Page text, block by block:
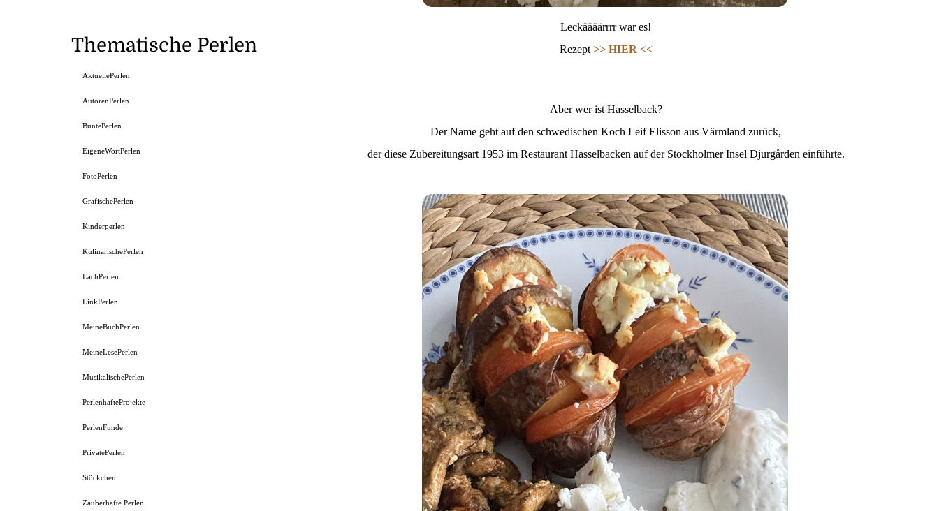
Leckäääärrrr war es!
Rezept >> HIER <<
Aber wer ist Hasselback?
Der Name geht auf den schwedischen Koch Leif Elisson aus Värmland zurück,
der diese Zubereitungsart 1953 im Restaurant Hasselbacken auf der Stockholmer Insel Djurgården einführte.
Thematische Perlen
AktuellePerlen
AutorenPerlen
BuntePerlen
EigeneWortPerlen
FotoPerlen
GrafischePerlen
Kinderperlen
KulinarischePerlen
LachPerlen
LinkPerlen
MeineBuchPerlen
MeineLesePerlen
MusikalischePerlen
PerlenhafteProjekte
PerlenFunde
PrivatePerlen
Stöckchen
Zauberhafte Perlen